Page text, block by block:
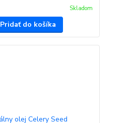
Skladom
Pridať do košíka